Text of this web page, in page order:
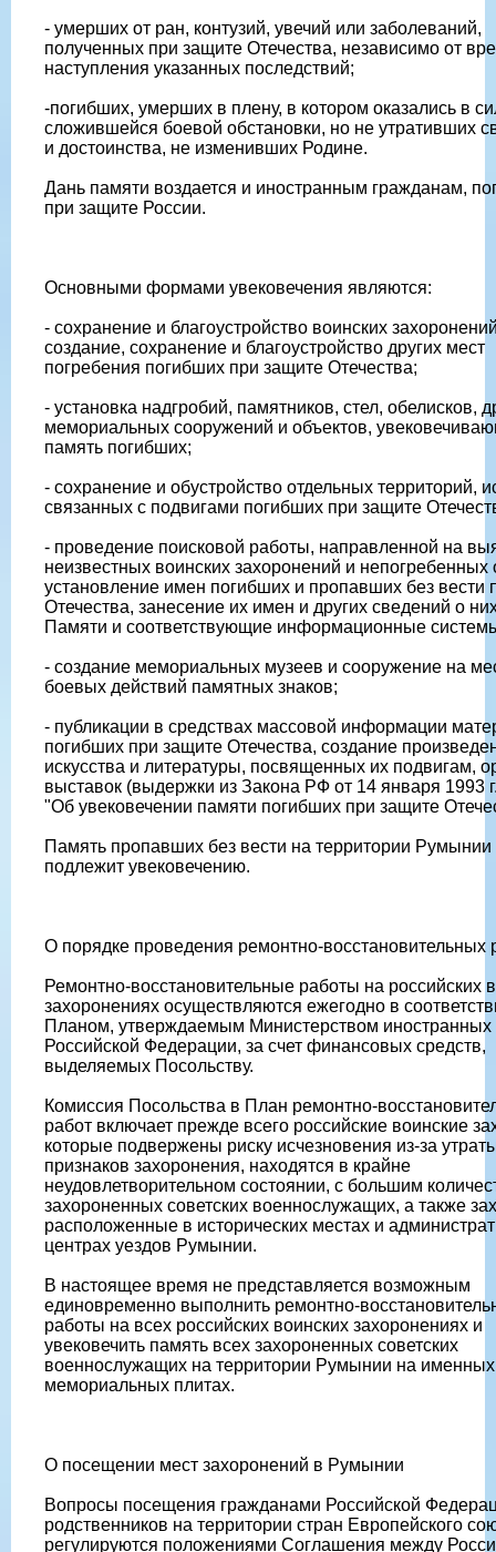
- умерших от ран, контузий, увечий или заболеваний,
полученных при защите Отечества, независимо от
наступления указанных последствий;
-погибших, умерших в плену, в котором оказались в
сложившейся боевой обстановки, но не утративших
и достоинства, не изменивших Родине.
Дань памяти воздается и иностранным гражданам,
при защите России.
Основными формами увековечения являются:
- сохранение и благоустройство воинских
создание, сохранение и благоустройство других мест
погребения погибших при защите Отечества;
- установка надгробий, памятников, стел, обелисков,
мемориальных сооружений и объектов,
память погибших;
- сохранение и обустройство отдельных территорий,
связанных с подвигами погибших при защите
- проведение поисковой работы, направленной на
неизвестных воинских захоронений и непогребенных
установление имен погибших и пропавших без вести
Отечества, занесение их имен и других сведений о
Памяти и соответствующие информационные
- создание мемориальных музеев и сооружение на
боевых действий памятных знаков;
- публикации в средствах массовой информации
погибших при защите Отечества, создание
искусства и литературы, посвященных их подвигам,
выставок (выдержки из Закона РФ от 14 января 1993
"Об увековечении памяти погибших при защите
Память пропавших без вести на территории Румынии
подлежит увековечению.
О порядке проведения ремонтно-восстановительных
Ремонтно-восстановительные работы на российских
захоронениях осуществляются ежегодно в
Планом, утверждаемым Министерством иностранных
Российской Федерации, за счет финансовых средств,
выделяемых Посольству.
Комиссия Посольства в План ремонтно-
работ включает прежде всего российские воинские
которые подвержены риску исчезновения из-за
признаков захоронения, находятся в крайне
неудовлетворительном состоянии, с большим
захороненных советских военнослужащих, а также
расположенные в исторических местах и
центрах уездов Румынии.
В настоящее время не представляется возможным
единовременно выполнить ремонтно-
работы на всех российских воинских захоронениях и
увековечить память всех захороненных советских
военнослужащих на территории Румынии на именных
мемориальных плитах.
О посещении мест захоронений в Румынии
Вопросы посещения гражданами Российской
родственников на территории стран Европейского
регулируются положениями Соглашения между